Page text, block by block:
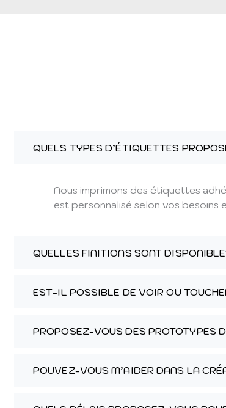
QUELS TYPES D’ÉTIQUETTES
Nous imprimons des étiquettes
est personnalisé selon vos besoins
QUELLES FINITIONS SONT
EST-IL POSSIBLE DE VOIR OU
PROPOSEZ-VOUS DES PROTOTYPES
POUVEZ-VOUS M’AIDER DANS LA